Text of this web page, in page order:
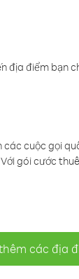
địa điểm bạn
cuộc gọi
gói cước
các địa